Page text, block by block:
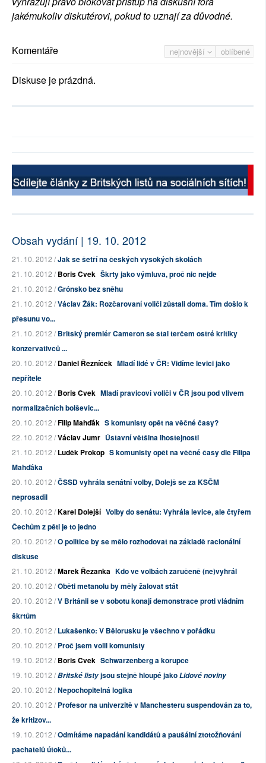
jakémukoliv diskutérovi, pokud to uznají za důvodné.
nejnovější oblíbené
Komentáře
Diskuse je prázdná.
Obsah vydání | 19. 10. 2012
21. 10. 2012 /Jak se šetří na českých vysokých školách
21. 10. 2012 /Boris Cvek Škrty jako výmluva, proč nic nejde
21. 10. 2012 /Grónsko bez sněhu
21. 10. 2012 /Václav Žák: Rozčarovaní voliči zůstali doma. Tím došlo k
přesunu vo...
21. 10. 2012 /Britský premiér Cameron se stal terčem ostré kritiky
konzervativců ...
20. 10. 2012 /Daniel Řezníček Mladí lidé v ČR: Vidíme levici jako
nepřítele
20. 10. 2012 /Boris Cvek Mladí pravicoví voliči v ČR jsou pod vlivem
normalizačních bolševic...
20. 10. 2012 /Filip Mahďák S komunisty opět na věčné časy?
22. 10. 2012 /Václav Jumr Ústavní většina lhostejnosti
21. 10. 2012 /Luděk Prokop S komunisty opět na věčné časy dle Filipa
Mahďáka
20. 10. 2012 /ČSSD vyhrála senátní volby, Dolejš se za KSČM
neprosadil
20. 10. 2012 /Karel Dolejší Volby do senátu: Vyhrála levice, ale čtyřem
Čechům z pěti je to jedno
20. 10. 2012 /O politice by se mělo rozhodovat na základě racionální
diskuse
21. 10. 2012 /Marek Řezanka Kdo ve volbách zaručeně (ne)vyhrál
20. 10. 2012 /Oběti metanolu by měly žalovat stát
20. 10. 2012 /V Británii se v sobotu konají demonstrace proti vládním
škrtům
20. 10. 2012 /Lukašenko: V Bělorusku je všechno v pořádku
20. 10. 2012 /Proč jsem volil komunisty
19. 10. 2012 /Boris Cvek Schwarzenberg a korupce
19. 10. 2012 /Britské listyjsou stejně hloupé jakoLidové noviny
20. 10. 2012 /Nepochopitelná logika
20. 10. 2012 /Profesor na univerzitě v Manchesteru suspendován za to,
že kritizov...
19. 10. 2012 /Odmítáme napadání kandidátů a paušální ztotožňování
pachatelů útoků...